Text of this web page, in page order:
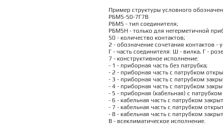
Пример структуры условного
РБМ5-50-7Г7В
РБМ5 - тип соединителя;
РБМ5Н - только для негерметичной
50 - количество контактов;
2 - обозначение сочетания контактов -
Г - часть соединителя: Ш - вилка, Г -
7 - конструктивное исполнение:
- 1 - приборная часть без патрубка;
- 2 - приборная часть с патрубком
- 3 - приборная часть с патрубком
- 4 - приборная часть с патрубком
- 5 - приборная (кабельная) с
- 6 - кабельная часть с патрубком
- 7 - кабельная часть с патрубком
- 8 - кабельная часть с патрубком
В - всеклиматическое исполнение.